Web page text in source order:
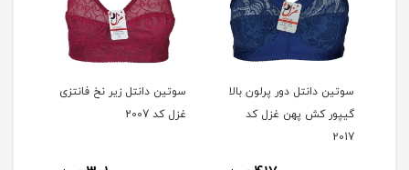
دور پرلون بالا
کش پهن غزل کد
سوتین دانتل زیر نخ فانتزی
غزل کد 2007
سوتین دانتل زیر نخ